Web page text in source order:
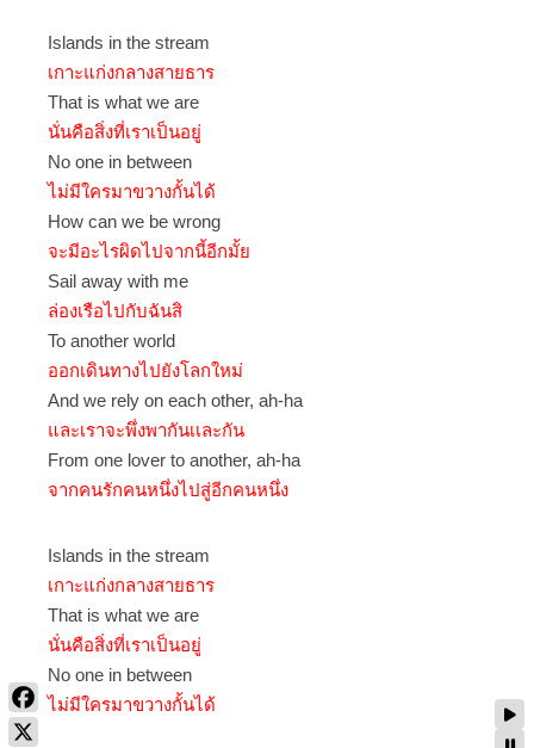
Islands in the stream
เกาะแก่งกลางสายธาร
That is what we are
นั่นคือสิ่งที่เราเป็นอยู่
No one in between
ไม่มีใครมาขวางกั้นได้
How can we be wrong
จะมีอะไรผิดไปจากนี้อีกมั้ย
Sail away with me
ล่องเรือไปกับฉันสิ
To another world
ออกเดินทางไปยังโลกใหม่
And we rely on each other, ah-ha
และเราจะพึ่งพากันเเละกัน
From one lover to another, ah-ha
จากคนรักคนหนึ่งไปสู่อีกคนหนึ่ง
Islands in the stream
เกาะแก่งกลางสายธาร
That is what we are
นั่นคือสิ่งที่เราเป็นอยู่
No one in between
ไม่มีใครมาขวางกั้นได้